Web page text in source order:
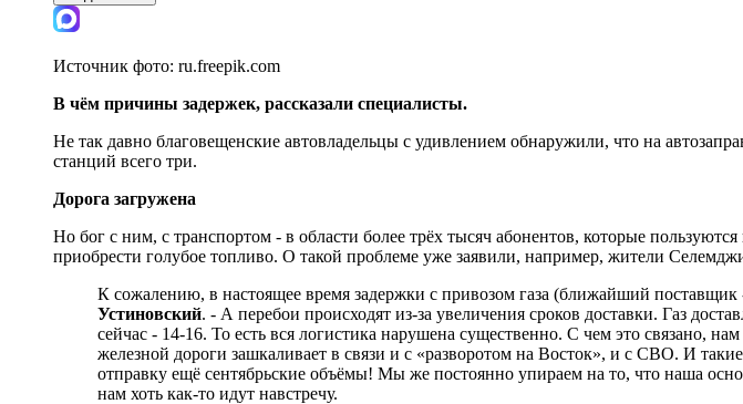
Источник фото: ru.freepik.com
В чём причины задержек, рассказали специалисты.
Не так давно благовещенские автовладельцы с удивлением обнаружили, что на
станций всего три.
Дорога загружена
Но бог с ним, с транспортом - в области более трёх тысяч абонентов, которые
приобрести голубое топливо. О такой проблеме уже заявили, например, жители
К сожалению, в настоящее время задержки с привозом газа (ближайший
Устиновский. - А перебои происходят из-за увеличения сроков доставки. Газ
сейчас - 14-16. То есть вся логистика нарушена существенно. С чем это связано,
железной дороги зашкаливает в связи и с «разворотом на Восток», и с СВО. И
отправку ещё сентябрьские объёмы! Мы же постоянно упираем на то, что наша
нам хоть как-то идут навстречу.